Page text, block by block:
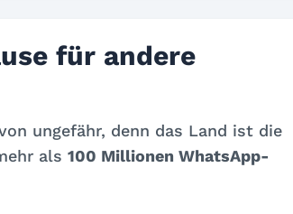
für andere
ungefähr, denn das Land ist die
als 100 Millionen WhatsApp-